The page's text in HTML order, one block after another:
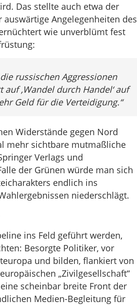
Das stellte auch etwa der
Angelegenheiten des
wie unverblümt fest
russischen Aggressionen
‚Wandel durch Handel‘ auf
Geld für die Verteidigung.“
Widerstände gegen Nord
mehr sichtbare mutmaßliche
Verlags und
der Grünen würde man sich
endlich ins
niederschlägt.
ins Feld geführt werden,
Besorgte Politiker, vor
und bilden, flankiert von
„Zivilgesellschaft“
scheinbar breite Front der
Medien-Begleitung für